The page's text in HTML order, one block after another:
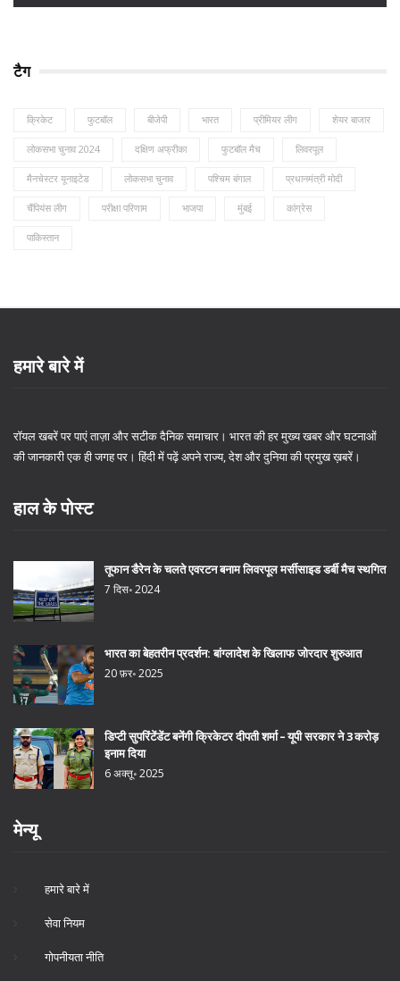
टैग
क्रिकेट फुटबॉल बीजेपी भारत प्रीमियर लीग शेयर बाजार
लोकसभा चुनाव 2024 दक्षिण अफ्रीका फुटबॉल मैच लिवरपूल
मैनचेस्टर यूनाइटेड लोकसभा चुनाव पश्चिम बंगाल प्रधानमंत्री मोदी
चैंपियंस लीग परीक्षा परिणाम भाजपा मुंबई कांग्रेस
पाकिस्तान
हमारे बारे में
रॉयल खबरें पर पाएं ताज़ा और सटीक दैनिक समाचार। भारत की हर मुख्य खबर और घटनाओं
की जानकारी एक ही जगह पर। हिंदी में पढ़ें अपने राज्य, देश और दुनिया की प्रमुख ख़बरें।
हाल के पोस्ट
तूफान डैरेन के चलते एवरटन बनाम लिवरपूल मर्सीसाइड डर्बी मैच स्थगित
7 दिस॰ 2024
भारत का बेहतरीन प्रदर्शन: बांग्लादेश के खिलाफ जोरदार शुरुआत
20 फ़र॰ 2025
डिप्टी सुपरिंटेंडेंट बनेंगी क्रिकेटर दीपती शर्मा – यूपी सरकार ने 3 करोड़
इनाम दिया
6 अक्तू॰ 2025
मेन्यू
हमारे बारे में
सेवा नियम
गोपनीयता नीति